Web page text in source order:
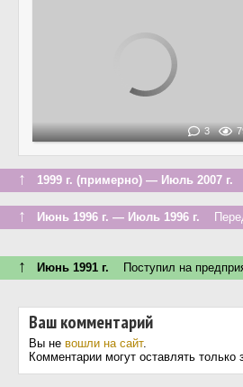
3
↑ 1999 г. (примерно) — Июль 2007 г.
↑ Июнь 1996 г. — Июль 1996 г.
↑ Июнь 1991 г. Поступил на
Ваш комментарий
Вы не вошли на сайт.
Комментарии могут оставлять только